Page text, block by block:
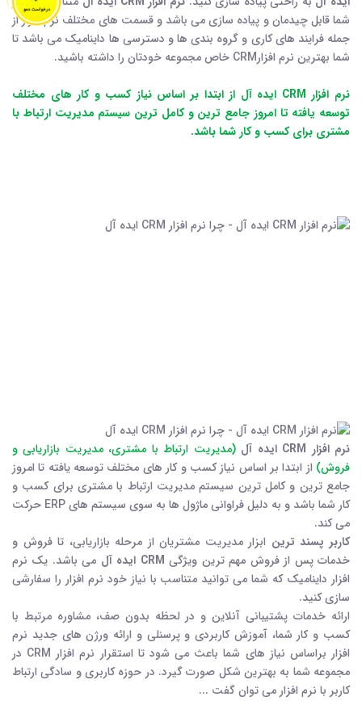
شما قابل چیدمان و پیاده سازی می باشد و قسمت های مختلف نرم افزار از
جمله فرایند های کاری و گروه بندی ها و دسترسی ها داینامیک می باشد تا
شما بهترین نرم افزارCRM خاص مجموعه خودتان را داشته باشید.
نرم افزار CRM ایده آل از ابتدا بر اساس نیاز کسب و کار های مختلف
توسعه یافته تا امروز جامع ترین و کامل ترین سیستم مدیریت ارتباط با
مشتری برای کسب و کار شما باشد.
نرم افزار CRM ایده آل
(مدیریت ارتباط با مشتری، مدیریت بازاریابی و
فروش) از ابتدا بر اساس نیاز کسب و کار های مختلف توسعه یافته تا امروز
جامع ترین و کامل ترین سیستم مدیریت ارتباط با مشتری برای کسب و
کار شما باشد و به دلیل فراوانی ماژول ها به سوی سیستم های ERP حرکت
می کند.
کاربر پسند ترین ابزار مدیریت مشتریان از مرحله بازاریابی، تا فروش و
خدمات پس از فروش مهم ترین ویژگی CRM ایده آل
می باشد. یک نرم
افزار داینامیک که شما می توانید متناسب با نیاز خود نرم افزار را سفارشی
سازی کنید.
ارائه خدمات پشتیبانی آنلاین و در لحظه بدون صف، مشاوره مرتبط با
کسب و کار شما، آموزش کاربردي و پرسنلي و ارائه ورژن های جدید نرم
افزار براساس نیاز های شما باعث می شود تا استقرار نرم افزار CRM در
مجموعه شما به بهترین شکل صورت گیرد. در حوزه کاربری و سادگی ارتباط
کاربر با نرم افزار می توان گفت ...